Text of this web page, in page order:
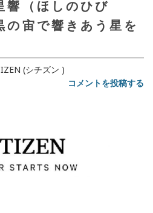
響（ほしのひび
の宙で響きあう星を
(シチズン )
コメントを投稿する